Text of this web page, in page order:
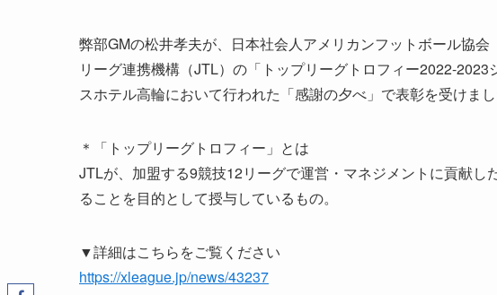
弊部GMの松井孝夫が、日本社会人アメリカンフットボール協
リーグ連携機構（JTL）の「トップリーグトロフィー2022-
スホテル高輪において行われた「感謝の夕べ」で表彰を受けまし
＊「トップリーグトロフィー」とは
JTLが、加盟する9競技12リーグで運営・マネジメントに貢献し
ることを目的として授与しているもの。
▼詳細はこちらをご覧ください
https://xleague.jp/news/43237